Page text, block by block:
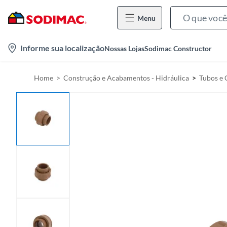
Menu
Informe sua localizaçãoNossas LojasSodimac Constructor
Home Construção e Acabamentos - Hidráulica Tubos e